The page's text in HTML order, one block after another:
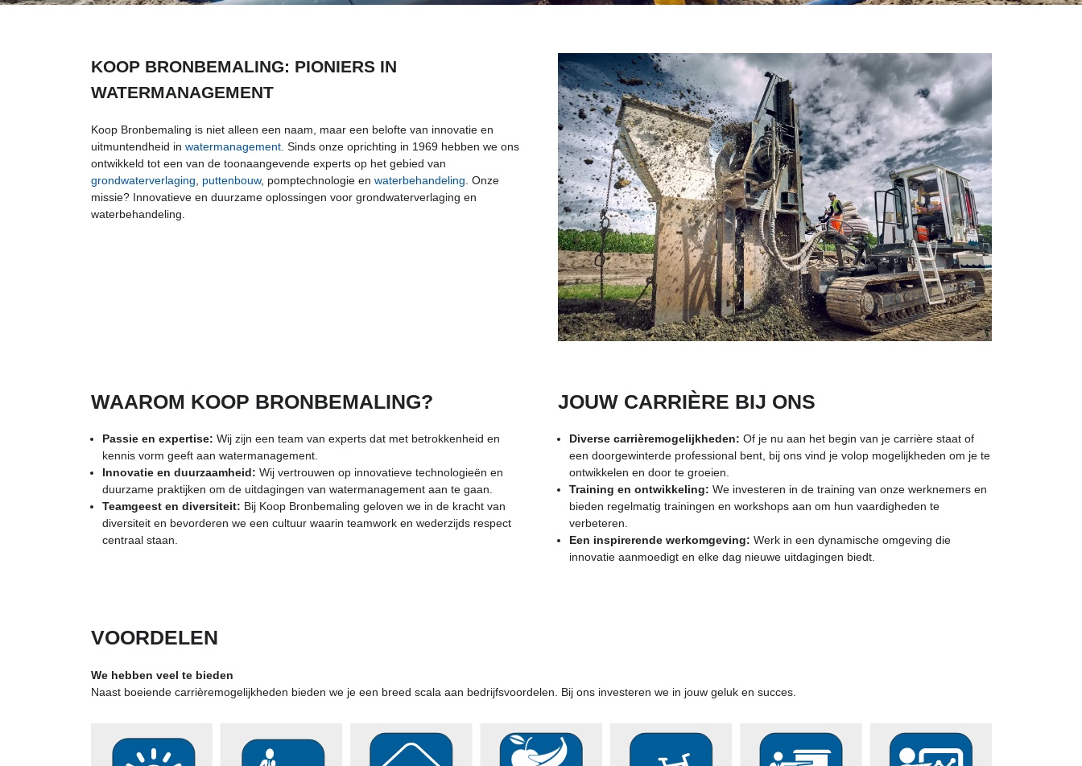
KOOP BRONBEMALING: PIONIERS IN
WATERMANAGEMENT
Koop Bronbemaling is niet alleen een naam, maar een belofte van innovatie en
uitmuntendheid in watermanagement. Sinds onze oprichting in 1969 hebben we ons
ontwikkeld tot een van de toonaangevende experts op het gebied van
grondwaterverlaging, puttenbouw, pomptechnologie en waterbehandeling. Onze
missie? Innovatieve en duurzame oplossingen voor grondwaterverlaging en
waterbehandeling.
WAAROM KOOP BRONBEMALING?
Passie en expertise: Wij zijn een team van experts dat met betrokkenheid en
kennis vorm geeft aan watermanagement.
Innovatie en duurzaamheid: Wij vertrouwen op innovatieve technologieën en
duurzame praktijken om de uitdagingen van watermanagement aan te gaan.
Teamgeest en diversiteit: Bij Koop Bronbemaling geloven we in de kracht van
diversiteit en bevorderen we een cultuur waarin teamwork en wederzijds respect
centraal staan.
JOUW CARRIÈRE BIJ ONS
Diverse carrièremogelijkheden: Of je nu aan het begin van je carrière staat of
een doorgewinterde professional bent, bij ons vind je volop mogelijkheden om je te
ontwikkelen en door te groeien.
Training en ontwikkeling: We investeren in de training van onze werknemers en
bieden regelmatig trainingen en workshops aan om hun vaardigheden te
verbeteren.
Een inspirerende werkomgeving: Werk in een dynamische omgeving die
innovatie aanmoedigt en elke dag nieuwe uitdagingen biedt.
VOORDELEN
We hebben veel te bieden
Naast boeiende carrièremogelijkheden bieden we je een breed scala aan bedrijfsvoordelen. Bij ons investeren we in jouw geluk en succes.